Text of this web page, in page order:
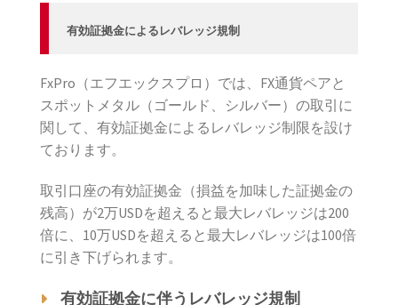
有効証拠金によるレバレッジ規制
FxPro（エフエックスプロ）では、FX通貨ペアと
スポットメタル（ゴールド、シルバー）の取引に
関して、有効証拠金によるレバレッジ制限を設け
ております。
取引口座の有効証拠金（損益を加味した証拠金の
残高）が2万USDを超えると最大レバレッジは200
倍に、10万USDを超えると最大レバレッジは100倍
に引き下げられます。
有効証拠金に伴うレバレッジ規制